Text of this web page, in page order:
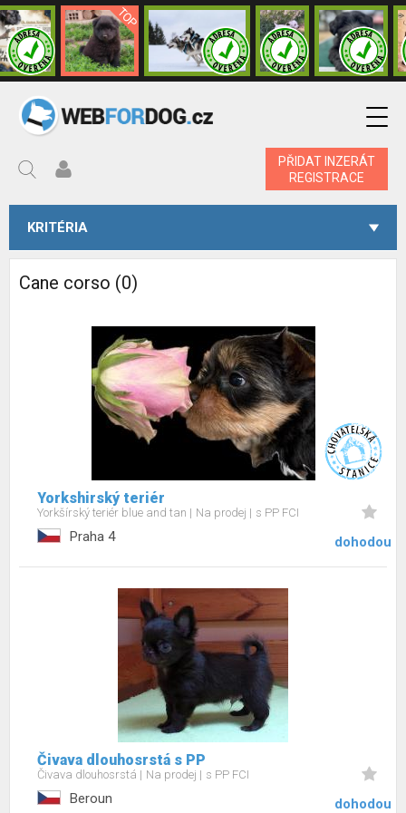
PŘIDAT INZERÁT
REGISTRACE
KRITÉRIA
Cane corso (0)
Yorkshirský teriér
Yorkšírský teriér blue and tan Na prodej s PP FCI
Praha 4 dohodou
Čivava dlouhosrstá s PP
Čivava dlouhosrstá Na prodej s PP FCI
Beroun dohodou